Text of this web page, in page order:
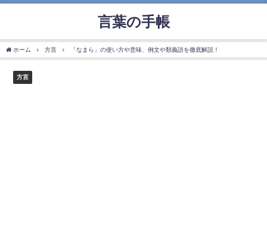
言葉の手帳
ホーム 方言 「なまら」の使い方や意味、例文や類義語を徹底解説！
方言